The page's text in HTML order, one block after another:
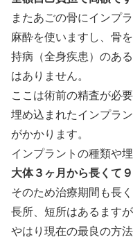
またあごの骨にインプ
麻酔を使いますし、骨
持病（全身疾患）のあ
はありません。
ここは術前の精査が必要
埋め込まれたインプラ
がかかります。
インプラントの種類や
大体３ヶ月から長くて９
そのため治療期間も長
長所、短所はあるますが
やはり現在の最良の方